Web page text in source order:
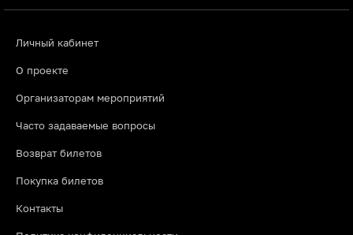
Личный кабинет
О проекте
Организаторам мероприятий
Часто задаваемые вопросы
Возврат билетов
Покупка билетов
Контакты